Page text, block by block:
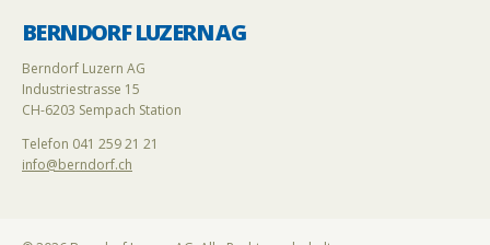
BERNDORF LUZERN AG
Berndorf Luzern AG
Industriestrasse 15
CH-6203 Sempach Station
Telefon 041 259 21 21
info@berndorf.ch